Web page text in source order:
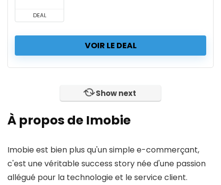
DEAL
VOIR LE DEAL
Show next
À propos de Imobie
Imobie est bien plus qu'un simple e-commerçant,
c'est une véritable success story née d'une passion
allégué pour la technologie et le service client.